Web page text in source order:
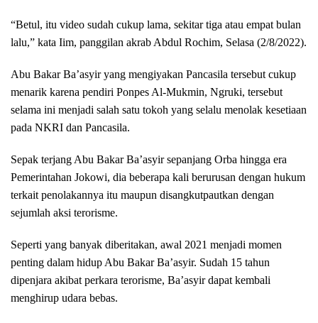
“Betul, itu video sudah cukup lama, sekitar tiga atau empat bulan
lalu,” kata Iim, panggilan akrab Abdul Rochim, Selasa (2/8/2022).
Abu Bakar Ba’asyir yang mengiyakan Pancasila tersebut cukup
menarik karena pendiri Ponpes Al-Mukmin, Ngruki, tersebut
selama ini menjadi salah satu tokoh yang selalu menolak kesetiaan
pada NKRI dan Pancasila.
Sepak terjang Abu Bakar Ba’asyir sepanjang Orba hingga era
Pemerintahan Jokowi, dia beberapa kali berurusan dengan hukum
terkait penolakannya itu maupun disangkutpautkan dengan
sejumlah aksi terorisme.
Seperti yang banyak diberitakan, awal 2021 menjadi momen
penting dalam hidup Abu Bakar Ba’asyir. Sudah 15 tahun
dipenjara akibat perkara terorisme, Ba’asyir dapat kembali
menghirup udara bebas.